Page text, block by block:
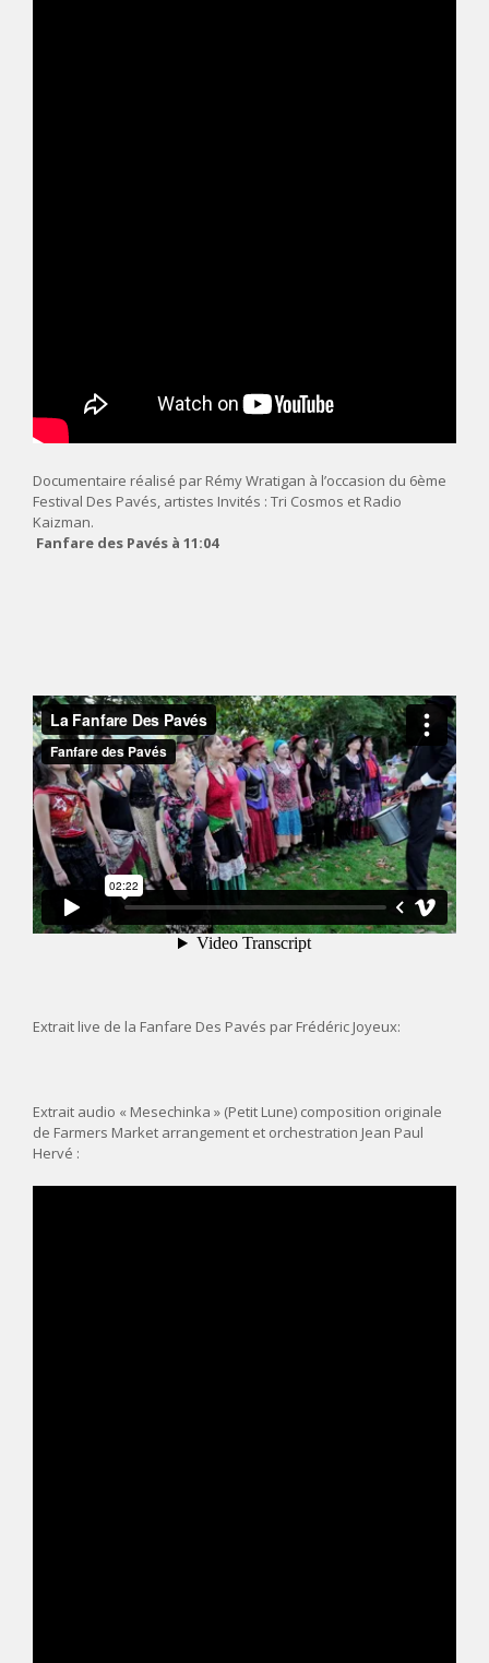
Documentaire réalisé par Rémy Wratigan à l’occasion du 6ème
Festival Des Pavés, artistes Invités : Tri Cosmos et Radio
Kaizman.
Fanfare des Pavés à 11:04
Extrait live de la Fanfare Des Pavés par Frédéric Joyeux:
Extrait audio « Mesechinka » (Petit Lune) composition originale
de Farmers Market arrangement et orchestration Jean Paul
Hervé :